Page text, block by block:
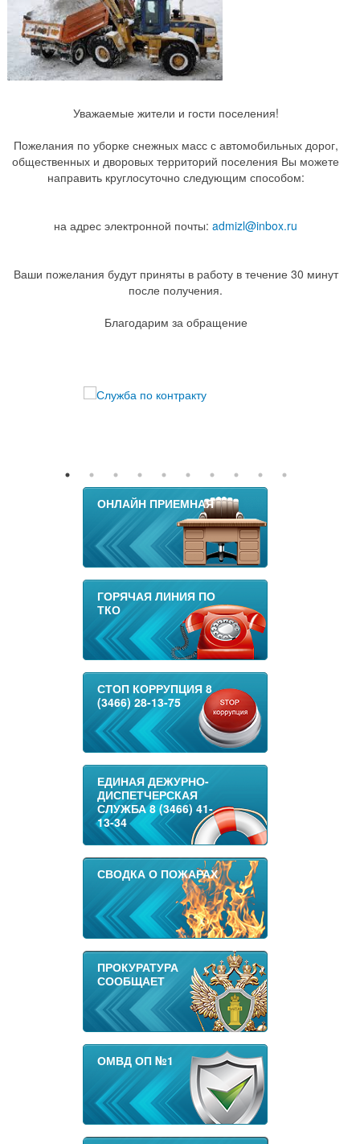
Уважаемые жители и гости поселения!
Пожелания по уборке снежных масс с автомобильных дорог,
общественных и дворовых территорий поселения Вы можете
направить круглосуточно следующим способом:
на адрес электронной почты: admizl@inbox.ru
Ваши пожелания будут приняты в работу в течение 30 минут
после получения.
Благодарим за обращение
ОНЛАЙН ПРИЕМНАЯ
ГОРЯЧАЯ ЛИНИЯ ПО
ТКО
СТОП КОРРУПЦИЯ 8
(3466) 28-13-75
ЕДИНАЯ ДЕЖУРНО-
ДИСПЕТЧЕРСКАЯ
СЛУЖБА 8 (3466) 41-
13-34
СВОДКА О ПОЖАРАХ
ПРОКУРАТУРА
СООБЩАЕТ
ОМВД ОП №1